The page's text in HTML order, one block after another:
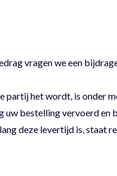
vragen we een
partij het wordt, is onder
bestelling vervoerd en
deze levertijd is, staat